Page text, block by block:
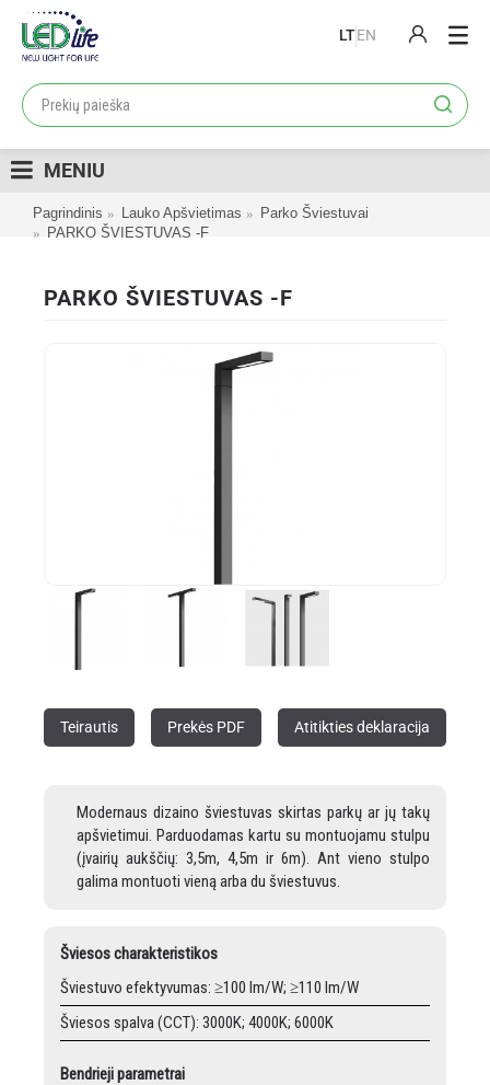
LTEN
PRODUKTAI
LOJALUMO PROGRAMA
KATALOGAI
MENIU
Pagrindinis Lauko Apšvietimas
Parko Šviestuvai
PARKO ŠVIESTUVAS -F
PARKO ŠVIESTUVAS -F
Teirautis Prekės PDF Atitikties deklaracija
Modernaus dizaino šviestuvas skirtas parkų ar jų takų
apšvietimui. Parduodamas kartu su montuojamu stulpu
(įvairių aukščių: 3,5m, 4,5m ir 6m). Ant vieno stulpo
galima montuoti vieną arba du šviestuvus.
Šviesos charakteristikos
Šviestuvo efektyvumas: ≥100 lm/W; ≥110 lm/W
Šviesos spalva (CCT): 3000K; 4000K; 6000K
Bendrieji parametrai